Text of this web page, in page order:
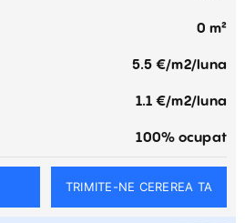
0 m²
5.5 €/m2/luna
1.1 €/m2/luna
100% ocupat
TRIMITE-NE CEREREA TA